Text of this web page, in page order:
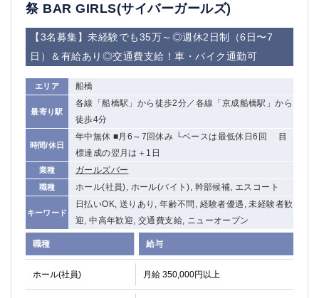
祭 BAR GIRLS(サイバーガールズ)
【3名募集】未経験でも35万～◎週休2日制（6日〜7
日）＆有給あり◎交通費支給！車・バイク通勤可
エリア 船橋
最寄り駅
各線「船橋駅」から徒歩2分／各線「京成船橋駅」から
徒歩4分
時間/休日
年中無休 ■月6～7回休み └ベースは最低休日6回 目
標達成の翌月は＋1日
業種 ガールズバー
職種 ホール(社員), ホール(バイト), 幹部候補, エスコート
キーワード
日払いOK, 送りあり, 年齢不問, 経験者優遇, 未経験者歓
迎, 中高年歓迎, 交通費支給, ニューオープン
職種 給与
ホール(社員) 月給 350,000円以上
成田
千葉
西船橋
柏（西口）
木更津
柏（東口）
松戸
八千代台
本八幡
東金
宇都宮
小山
東武宇都宮（宇都宮西口）